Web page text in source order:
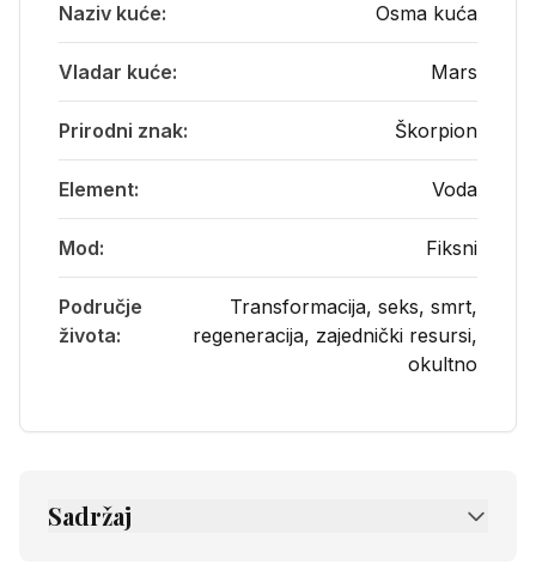
Naziv kuće: Osma kuća
Vladar kuće: Mars
Prirodni znak: Škorpion
Element: Voda
Mod: Fiksni
Područje
života:
Transformacija, seks, smrt,
regeneracija, zajednički resursi,
okultno
Sadržaj